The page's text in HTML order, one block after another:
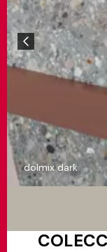
dolmix dark